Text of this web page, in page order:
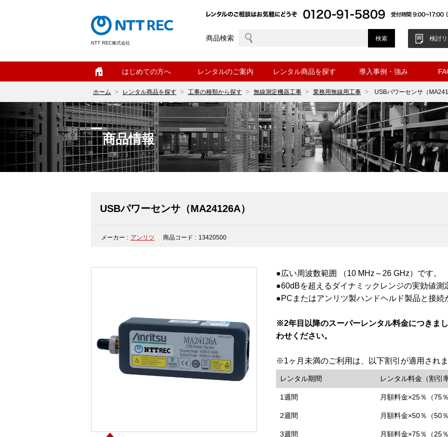
NTT REC株式会社
商品検索 検討リ
はじめての方へ レンタルのご案内 レンタル商品を探す 導入事例・強み
ホーム レンタル商品を探す 工事の種類から探す 無線測定機器工事 業務用無線用工事 USBパワーセンサ（
商品情報
USBパワーセンサ（MA24126A）
メーカー : アンリツ 商品コード : 13420500
●広い周波数範囲 （10 MHz～26 GHz）です。
●60dBを超えるダイナミックレンジの実効値測
●PCまたはアンリツ製ハンドヘルド製品と接続
※2年目以降のスーパーレンタル料金につきま
わせください。
※1ヶ月未満のご利用は、以下割引が適用されま
レンタル期間 レンタル料金（割引率
1週間 月額料金×25％（75％
2週間 月額料金×50％（50％
3週間 月額料金×75％（25％